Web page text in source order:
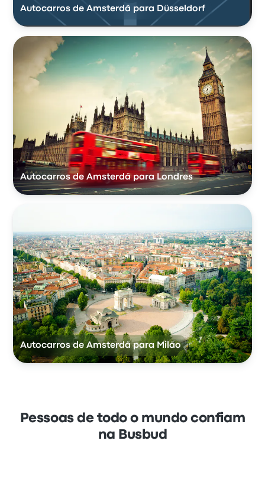
Autocarros de Amsterdã para Düsseldorf
Autocarros de Amsterdã para Londres
Autocarros de Amsterdã para Milão
Pessoas de todo o mundo confiam
na Busbud